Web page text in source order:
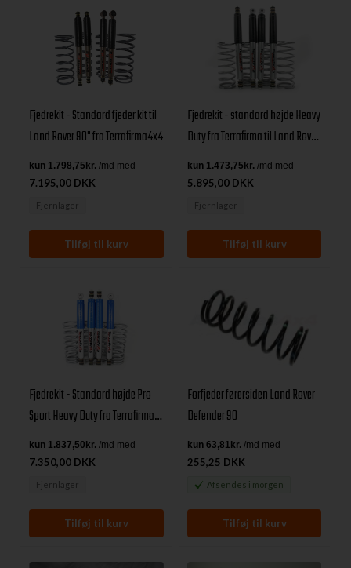
Fjedrekit - Standard fjeder kit til
Land Rover 90" fra Terrafirma4x4
7.195,00 DKK
Fjernlager
Fjedrekit - standard højde Heavy
Duty fra Terrafirma til Land Rover
Defender 90 Alle årgange
5.895,00 DKK
Fjernlager
Fjedrekit - Standard højde Pro
Sport Heavy Duty fra Terrafirma
til Land Rover Defender 90 Alle
årgange
7.350,00 DKK
Fjernlager
Forfjeder førersiden Land Rover
Defender 90
255,25 DKK
Afsendes i morgen